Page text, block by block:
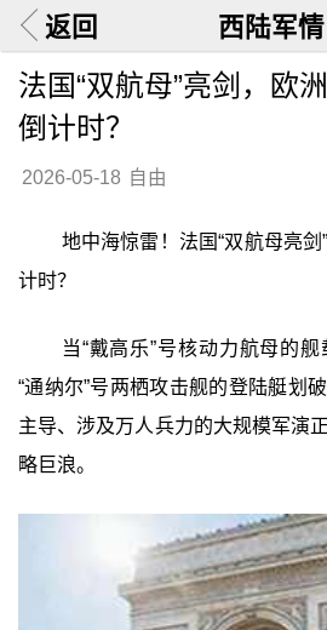
返回 西陆军情
法国“双航母”亮剑，欧
倒计时？
2026-05-18 自由
地中海惊雷！法国“双航母亮
计时？
当“戴高乐”号核动力航母的
“通纳尔”号两栖攻击舰的登陆艇划
主导、涉及万人兵力的大规模军演
略巨浪。